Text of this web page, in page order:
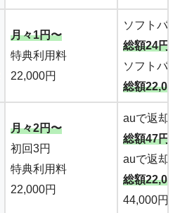
月々1円〜
特典利用料
22,000円
ソフトバ
総額24円〜
ソフトバ
総額
月々2円〜
初回3円
特典利用料
22,000円
auで返却&
総額47円〜
auで返却
総額
44,000円